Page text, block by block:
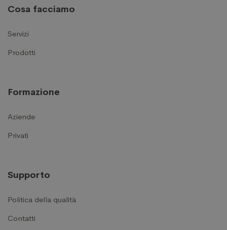
Cosa facciamo
Servizi
Prodotti
Formazione
Aziende
Privati
Supporto
Politica della qualità
Contatti